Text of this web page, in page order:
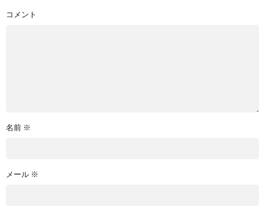
コメント
名前 ※
メール ※